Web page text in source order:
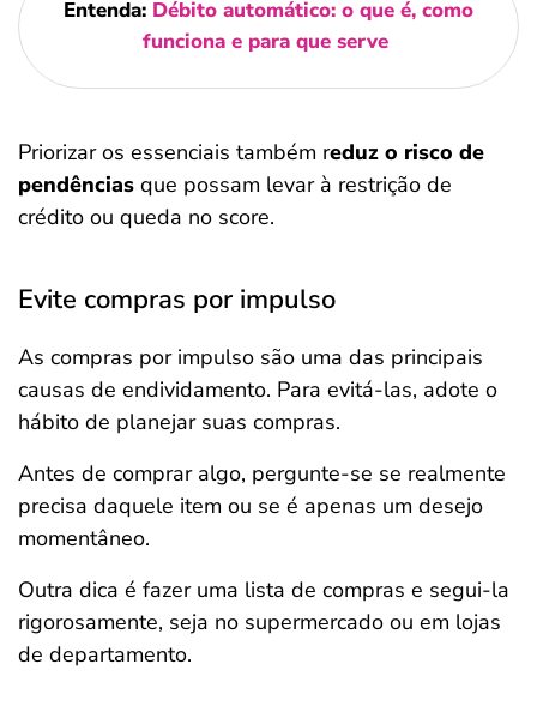
Entenda: Débito automático: o que é, como
funciona e para que serve
Priorizar os essenciais também reduz o risco de
pendências que possam levar à restrição de
crédito ou queda no score.
Evite compras por impulso
As compras por impulso são uma das principais
causas de endividamento. Para evitá-las, adote o
hábito de planejar suas compras.
Antes de comprar algo, pergunte-se se realmente
precisa daquele item ou se é apenas um desejo
momentâneo.
Outra dica é fazer uma lista de compras e segui-la
rigorosamente, seja no supermercado ou em lojas
de departamento.